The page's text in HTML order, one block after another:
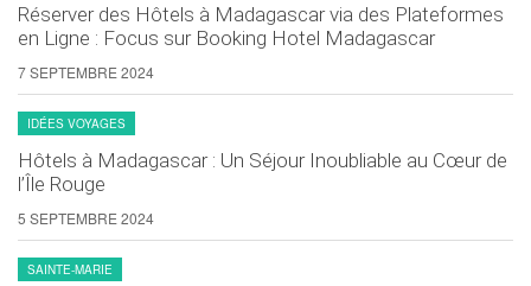
Réserver des Hôtels à Madagascar via des Plateformes
en Ligne : Focus sur Booking Hotel Madagascar
7 SEPTEMBRE 2024
IDÉES VOYAGES
Hôtels à Madagascar : Un Séjour Inoubliable au Cœur de
l’Île Rouge
5 SEPTEMBRE 2024
SAINTE-MARIE